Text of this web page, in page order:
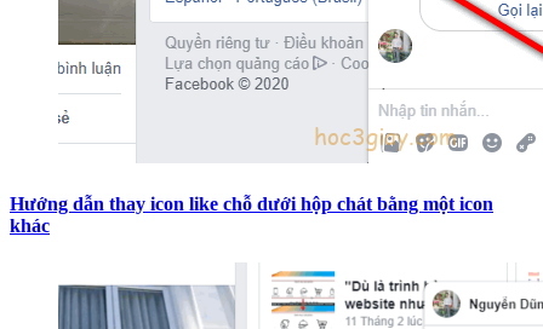
Hướng dẫn thay icon like chỗ dưới hộp chát bằng một icon
khác